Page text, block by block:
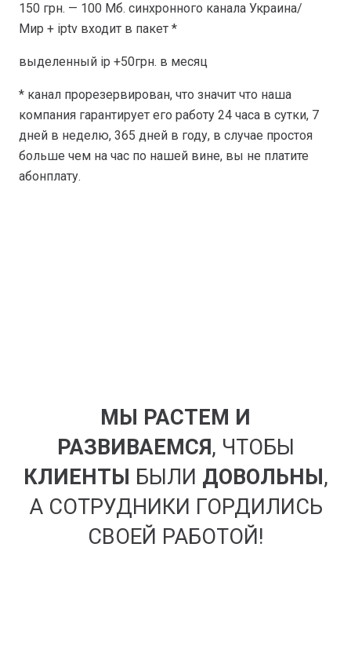
150 грн. — 100 Мб. синхронного канала Украина/
Мир + iptv входит в пакет *
выделенный ip +50грн. в месяц
* канал прорезервирован, что значит что наша
компания гарантирует его работу 24 часа в сутки, 7
дней в неделю, 365 дней в году, в случае простоя
больше чем на час по нашей вине, вы не платите
абонплату.
МЫ РАСТЕМ И
РАЗВИВАЕМСЯ , ЧТОБЫ
КЛИЕНТЫ
БЫЛИ ДОВОЛЬНЫ ,
А СОТРУДНИКИ ГОРДИЛИСЬ
СВОЕЙ РАБОТОЙ!